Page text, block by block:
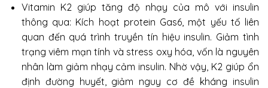
Vitamin K2 giúp tăng độ nhạy của mô với insulin
thông qua: Kích hoạt protein Gas6, một yếu tố liên
quan đến quá trình truyền tín hiệu insulin. Giảm tình
trạng viêm mạn tính và stress oxy hóa, vốn là nguyên
nhân làm giảm nhạy cảm insulin. Nhờ vậy, K2 giúp ổn
định đường huyết, giảm nguy cơ đề kháng insulin